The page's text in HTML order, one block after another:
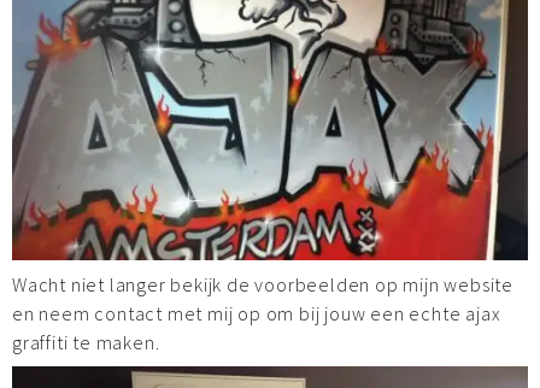
Wacht niet langer bekijk de voorbeelden op mijn website
en neem contact met mij op om bij jouw een echte ajax
graffiti te maken.